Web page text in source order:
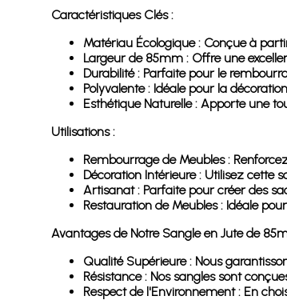
Caractéristiques Clés :
Matériau Écologique : Conçue à
Largeur de 85mm : Offre une
Durabilité : Parfaite pour le
Polyvalente : Idéale pour la
Esthétique Naturelle : Apporte une
Utilisations :
Rembourrage de Meubles :
Décoration Intérieure : Utilisez cette
Artisanat : Parfaite pour créer des
Restauration de Meubles : Idéale
Avantages de Notre Sangle en Jute de
Qualité Supérieure : Nous
Résistance : Nos sangles sont
Respect de l'Environnement : En